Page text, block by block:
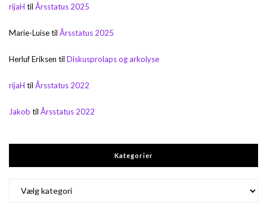
rijaH til Årsstatus 2025
Marie-Luisetil Årsstatus 2025
Herluf Eriksen til Diskusprolaps og arkolyse
rijaH til Årsstatus 2022
Jakob til Årsstatus 2022
Kategorier